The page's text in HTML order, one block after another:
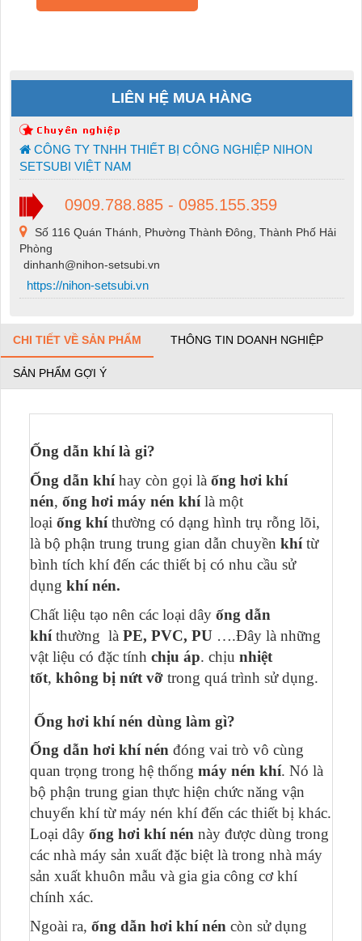
LIÊN HỆ MUA HÀNG
CÔNG TY TNHH THIẾT BỊ CÔNG NGHIỆP NIHON
SETSUBI VIỆT NAM
0909.788.885 - 0985.155.359
Số 116 Quán Thánh, Phường Thành Đông, Thành Phố Hải
Phòng
dinhanh@nihon-setsubi.vn
https://nihon-setsubi.vn
CHI TIẾT VỀ SẢN PHẨM THÔNG TIN DOANH NGHIỆP
SẢN PHẨM GỢI Ý
Ống dẫn khí là gi?
Ống dẫn khíhay còn gọi là ống hơi khí
nén, ống hơi máy nén khílà một
loại ống khíthường có dạng hình trụ rỗng lõi,
là bộ phận trung trung gian dẫn chuyền khítừ
bình tích khí đến các thiết bị có nhu cầu sử
dụng khí nén.
Chất liệu tạo nên các loại dây ống dẫn
khíthường là PE, PVC, PU ….Đây là những
vật liệu có đặc tính chịu áp. chịu nhiệt
tốt, không bị nứt vỡ trong quá trình sử dụng.
Ống hơi khí nén dùng làm gì?
Ống dẫn hơi khí nén đóng vai trò vô cùng
quan trọng trong hệ thống máy nén khí. Nó là
bộ phận trung gian thực hiện chức năng vận
chuyển khí từ máy nén khí đến các thiết bị khác.
Loại dây ống hơi khí nén này được dùng trong
các nhà máy sản xuất đặc biệt là trong nhà máy
sản xuất khuôn mẫu và gia gia công cơ khí
chính xác.
Ngoài ra, ống dẫn hơi khí nén còn sử dụng